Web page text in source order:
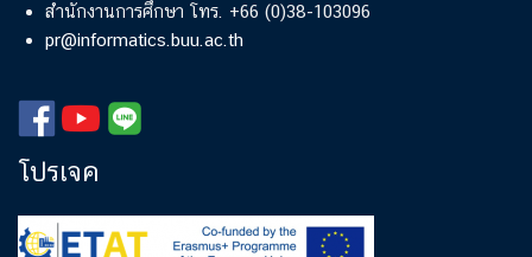
สำนักงานการศึกษา โทร. +66 (0)38-103096
pr@informatics.buu.ac.th
โปรเจค